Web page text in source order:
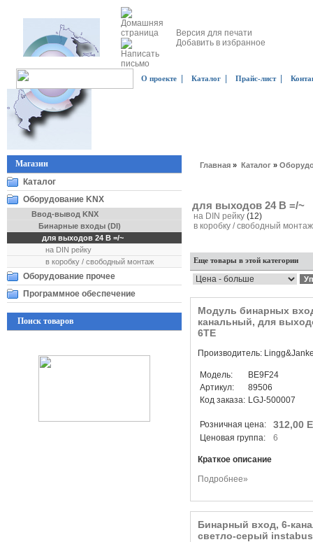
Версия для печати
Добавить в избранное
О проекте Каталог Прайс-лист|
Магазин
Каталог
Оборудование KNX
Ввод-вывод KNX
Бинарные входы (DI)
для выходов 24 В =/~
на DIN рейку
в коробку / свободный монтаж
Оборудование прочее
Программное обеспечение
Поиск товаров
Главная » Каталог »
для выходов 24 В =/~
на DIN рейку (12)
в коробку / свободный
Еще товары в этой категории
Модуль бинарных
канальный, для
6TE
Производитель:
Модель:
BE9F24
Артикул:
89506
Код заказа: LGJ-500007
Розничная цена: 312,00
Ценовая группа: 6
Краткое описание
Подробнее»
Бинарный вход, 6-
светло-серый instabus